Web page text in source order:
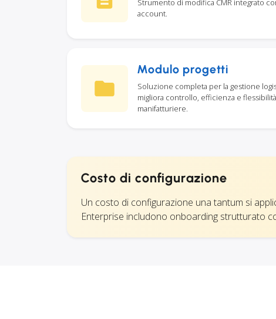
account.
Modulo progetti
Soluzione completa per la gestione
migliora controllo, efficienza e
manifatturiere.
Costo di configurazione
Un costo di configurazione una tantum si
Enterprise includono onboarding strutturato